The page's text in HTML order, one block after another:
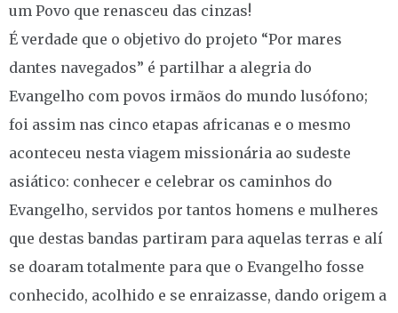
um Povo que renasceu das cinzas!
É verdade que o objetivo do projeto “Por mares
dantes navegados” é partilhar a alegria do
Evangelho com povos irmãos do mundo lusófono;
foi assim nas cinco etapas africanas e o mesmo
aconteceu nesta viagem missionária ao sudeste
asiático: conhecer e celebrar os caminhos do
Evangelho, servidos por tantos homens e mulheres
que destas bandas partiram para aquelas terras e alí
se doaram totalmente para que o Evangelho fosse
conhecido, acolhido e se enraizasse, dando origem a